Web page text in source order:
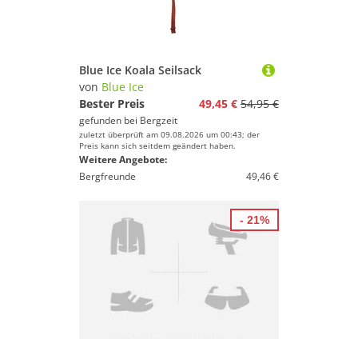
Blue Ice Koala Seilsack
von Blue Ice
Bester Preis
49,45 € 54,95 €
gefunden bei Bergzeit
zuletzt überprüft am 09.08.2026 um 00:43; der
Preis kann sich seitdem geändert haben.
Weitere Angebote:
Bergfreunde
49,46 €
- 21%